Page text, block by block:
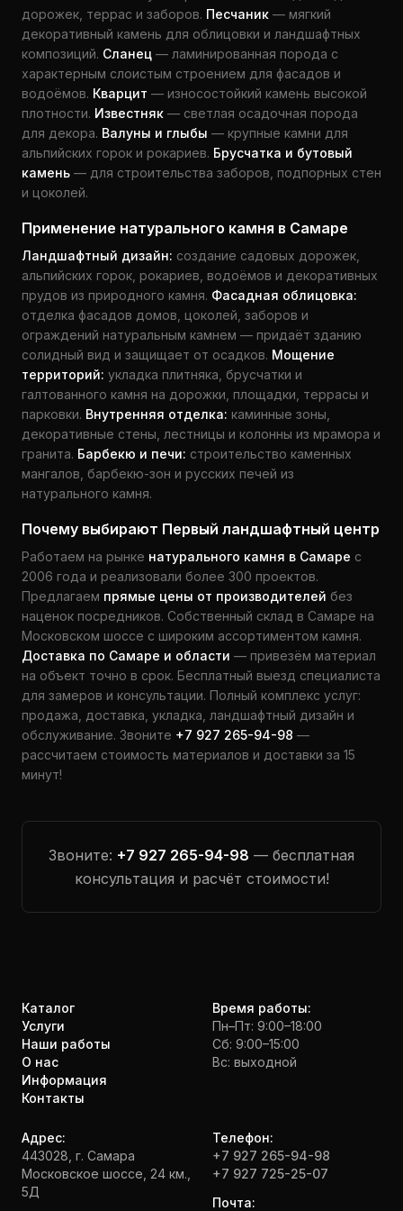
дорожек, террас и заборов. Песчаник — мягкий
декоративный камень для облицовки и ландшафтных
композиций. Сланец — ламинированная порода с
характерным слоистым строением для фасадов и
водоёмов. Кварцит — износостойкий камень высокой
плотности. Известняк — светлая осадочная порода
для декора. Валуны и глыбы — крупные камни для
альпийских горок и рокариев. Брусчатка и бутовый
камень — для строительства заборов, подпорных стен
и цоколей.
Применение натурального камня в Самаре
Ландшафтный дизайн: создание садовых дорожек,
альпийских горок, рокариев, водоёмов и декоративных
прудов из природного камня. Фасадная облицовка:
отделка фасадов домов, цоколей, заборов и
ограждений натуральным камнем — придаёт зданию
солидный вид и защищает от осадков. Мощение
территорий: укладка плитняка, брусчатки и
галтованного камня на дорожки, площадки, террасы и
парковки. Внутренняя отделка: каминные зоны,
декоративные стены, лестницы и колонны из мрамора и
гранита. Барбекю и печи: строительство каменных
мангалов, барбекю-зон и русских печей из
натурального камня.
Почему выбирают Первый ландшафтный центр
Работаем на рынке натурального камня в Самаре с
2006 года и реализовали более 300 проектов.
Предлагаем прямые цены от производителей без
наценок посредников. Собственный склад в Самаре на
Московском шоссе с широким ассортиментом камня.
Доставка по Самаре и области — привезём материал
на объект точно в срок. Бесплатный выезд специалиста
для замеров и консультации. Полный комплекс услуг:
продажа, доставка, укладка, ландшафтный дизайн и
обслуживание. Звоните +7 927 265-94-98 —
рассчитаем стоимость материалов и доставки за 15
минут!
Звоните: +7 927 265-94-98 — бесплатная
консультация и расчёт стоимости!
Каталог
Услуги
Наши работы
О нас
Информация
Контакты
Время работы:
Пн–Пт: 9:00–18:00
Сб: 9:00–15:00
Вс: выходной
Адрес:
443028, г. Самара
Московское шоссе, 24 км.,
5Д
Телефон:
+7 927 265-94-98
+7 927 725-25-07
Почта: